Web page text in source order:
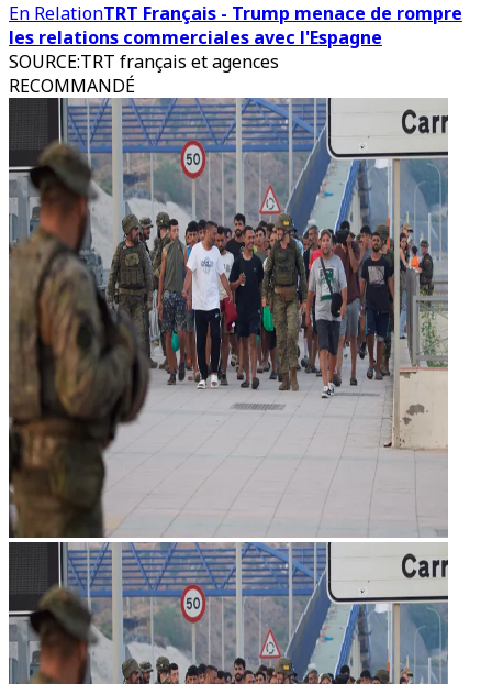
En RelationTRT Français - Trump menace de rompre
les relations commerciales avec l'Espagne
SOURCE:TRT français et agences
RECOMMANDÉ